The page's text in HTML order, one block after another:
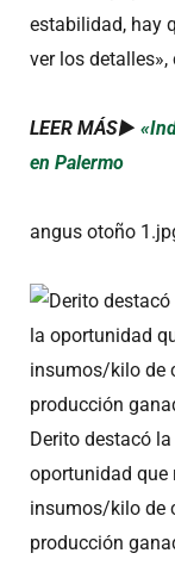
estabilidad, hay
ver los detalles»,
LEER MÁS►
en Palermo
angus otoño
Derito destacó
oportunidad que
insumos/kilo de
producción